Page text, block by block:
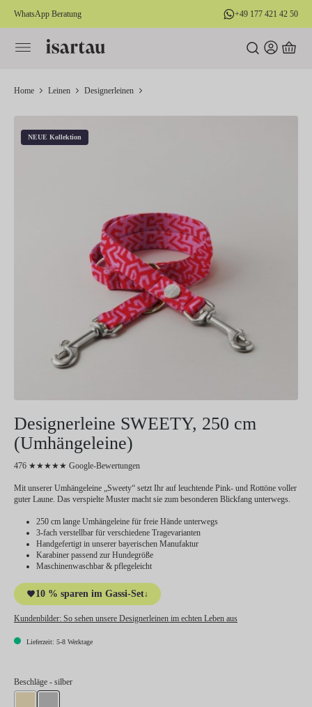
springen
WhatsApp Beratung +49 177 421 42 50
Home Leinen Designerleinen
NEUE Kollektion
Designerleine SWEETY, 250 cm
(Umhängeleine)
476 ★★★★★ Google-Bewertungen
Mit unserer Umhängeleine „Sweety“ setzt Ihr auf leuchtende Pink- und Rottöne voller
guter Laune. Das verspielte Muster macht sie zum besonderen Blickfang unterwegs.
250 cm lange Umhängeleine für freie Hände unterwegs
3-fach verstellbar für verschiedene Tragevarianten
Handgefertigt in unserer bayerischen Manufaktur
Karabiner passend zur Hundegröße
Maschinenwaschbar & pflegeleicht
10 % sparen im Gassi-Set↓
Kundenbilder: So sehen unsere Designerleinen im echten Leben aus
Lieferzeit: 5-8 Werktage
Beschlägeauswählen
- silber